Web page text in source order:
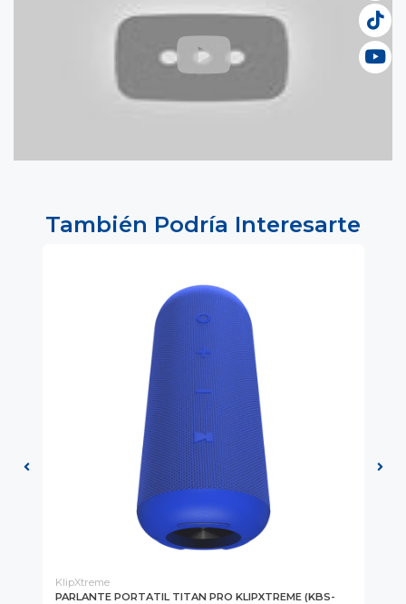
También Podría Interesarte
KlipXtreme
PARLANTE PORTATIL TITAN PRO KLIPXTREME (KBS-